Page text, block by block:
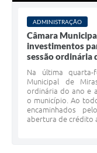
ADMINISTRAÇÃO
Câmara
investimentos
sessão ordinária
Na última
Municipal de
ordinária do ano e
o município. Ao
encaminhados
abertura de crédito